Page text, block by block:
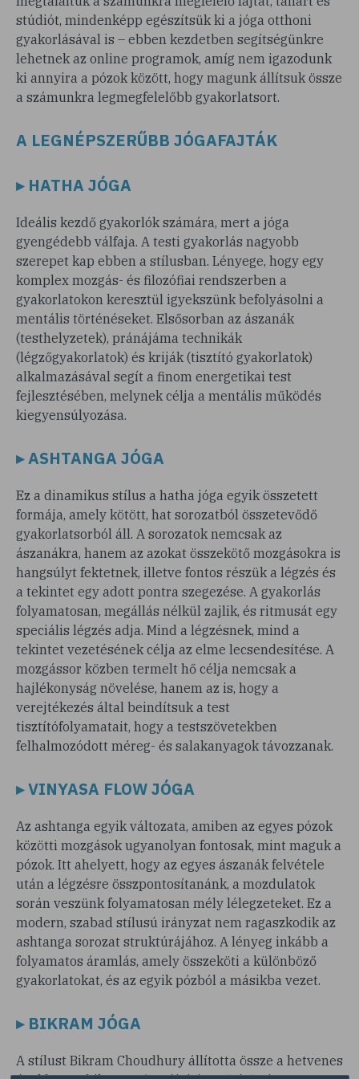
stúdiót, mindenképp egészítsük ki a jóga otthoni
gyakorlásával is – ebben kezdetben segítségünkre
lehetnek az online programok, amíg nem igazodunk
ki annyira a pózok között, hogy magunk állítsuk össze
a számunkra legmegfelelőbb gyakorlatsort.
A LEGNÉPSZERŰBB JÓGAFAJTÁK
▸ HATHA JÓGA
Ideális kezdő gyakorlók számára, mert a jóga
gyengédebb válfaja. A testi gyakorlás nagyobb
szerepet kap ebben a stílusban. Lényege, hogy egy
komplex mozgás- és filozófiai rendszerben a
gyakorlatokon keresztül igyekszünk befolyásolni a
mentális történéseket. Elsősorban az ászanák
(testhelyzetek), pránájáma technikák
(légzőgyakorlatok) és kriják (tisztító gyakorlatok)
alkalmazásával segít a finom energetikai test
fejlesztésében, melynek célja a mentális működés
kiegyensúlyozása.
▸ ASHTANGA JÓGA
Ez a dinamikus stílus a hatha jóga egyik összetett
formája, amely kötött, hat sorozatból összetevődő
gyakorlatsorból áll. A sorozatok nemcsak az
ászanákra, hanem az azokat összekötő mozgásokra is
hangsúlyt fektetnek, illetve fontos részük a légzés és
a tekintet egy adott pontra szegezése. A gyakorlás
folyamatosan, megállás nélkül zajlik, és ritmusát egy
speciális légzés adja. Mind a légzésnek, mind a
tekintet vezetésének célja az elme lecsendesítése. A
mozgássor közben termelt hő célja nemcsak a
hajlékonyság növelése, hanem az is, hogy a
verejtékezés által beindítsuk a test
tisztítófolyamatait, hogy a testszövetekben
felhalmozódott méreg- és salakanyagok távozzanak.
▸ VINYASA FLOW JÓGA
Az ashtanga egyik változata, amiben az egyes pózok
közötti mozgások ugyanolyan fontosak, mint maguk a
pózok. Itt ahelyett, hogy az egyes ászanák felvétele
után a légzésre összpontosítanánk, a mozdulatok
során veszünk folyamatosan mély lélegzeteket. Ez a
modern, szabad stílusú irányzat nem ragaszkodik az
ashtanga sorozat struktúrájához. A lényeg inkább a
folyamatos áramlás, amely összeköti a különböző
gyakorlatokat, és az egyik pózból a másikba vezet.
▸ BIKRAM JÓGA
A stílust Bikram Choudhury állította össze a hetvenes